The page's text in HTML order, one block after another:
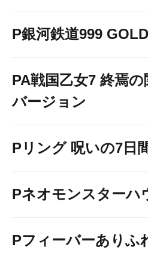
P銀河鉄道999
PA戦国乙女7 終焉
バージョン
Pリング 呪いの7日
Pネオモンスターハ
Pフィーバーありふ